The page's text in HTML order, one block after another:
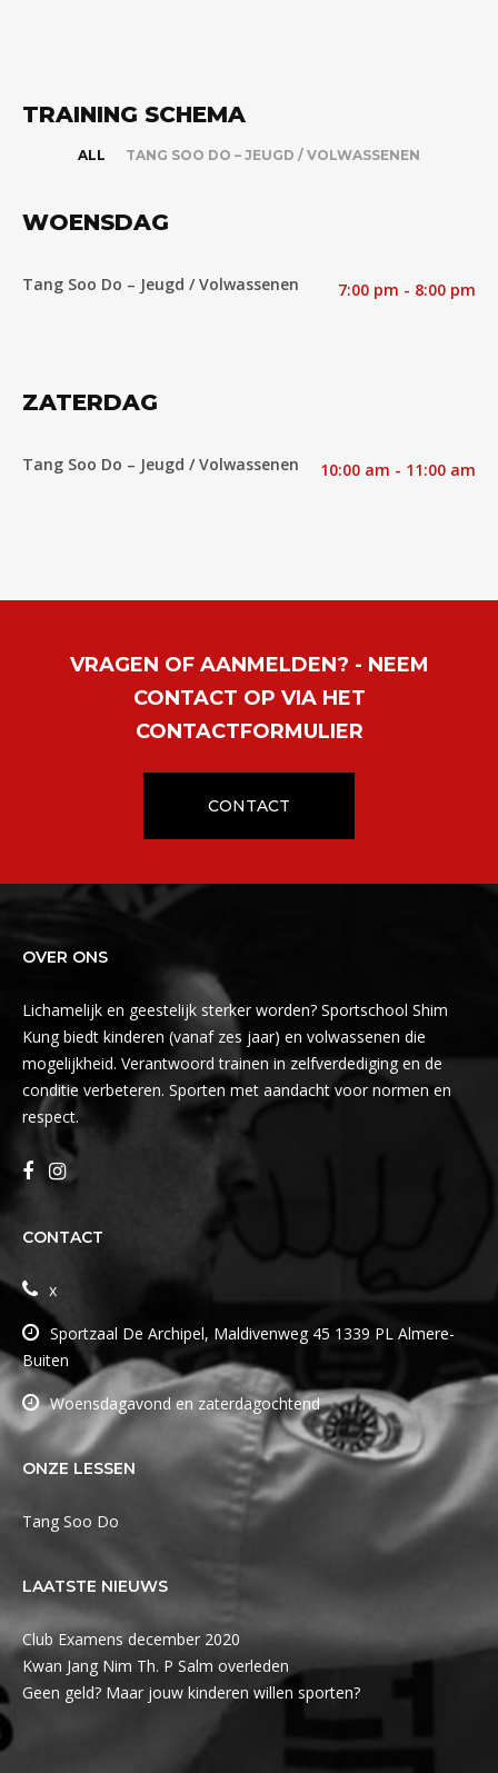
TRAINING SCHEMA
ALL TANG SOO DO – JEUGD / VOLWASSENEN
WOENSDAG
Tang Soo Do – Jeugd / Volwassenen 7:00 pm - 8:00 pm
ZATERDAG
Tang Soo Do – Jeugd / Volwassenen 10:00 am - 11:00 am
VRAGEN OF AANMELDEN? - NEEM
CONTACT OP VIA HET
CONTACTFORMULIER
CONTACT
OVER ONS
Lichamelijk en geestelijk sterker worden? Sportschool Shim
Kung biedt kinderen (vanaf zes jaar) en volwassenen die
mogelijkheid. Verantwoord trainen in zelfverdediging en de
conditie verbeteren. Sporten met aandacht voor normen en
respect.
CONTACT
x
Sportzaal De Archipel, Maldivenweg 45 1339 PL Almere-
Buiten
Woensdagavond en zaterdagochtend
ONZE LESSEN
Tang Soo Do
LAATSTE NIEUWS
Club Examens december 2020
Kwan Jang Nim Th. P Salm overleden
Geen geld? Maar jouw kinderen willen sporten?